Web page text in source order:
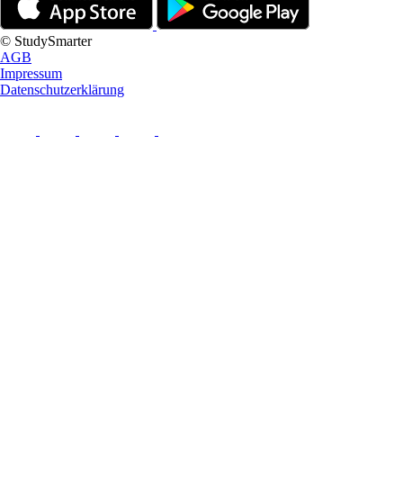
© StudySmarter
AGB
Impressum
Datenschutzerklärung